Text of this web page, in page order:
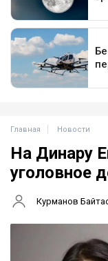
Главная Новости
На Динару
уголовное
Курманов